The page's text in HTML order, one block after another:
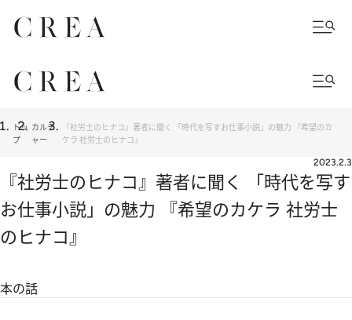
トッ
プ
カルチ
ャー
『社労士のヒナコ』著者に聞く 「時代を写すお仕事小説」の魅力 『希望のカ
ケラ 社労士のヒナコ』
2023.2.3
『社労士のヒナコ』著者に聞く 「時代を写す
お仕事小説」の魅力 『希望のカケラ 社労士
のヒナコ』
本の話